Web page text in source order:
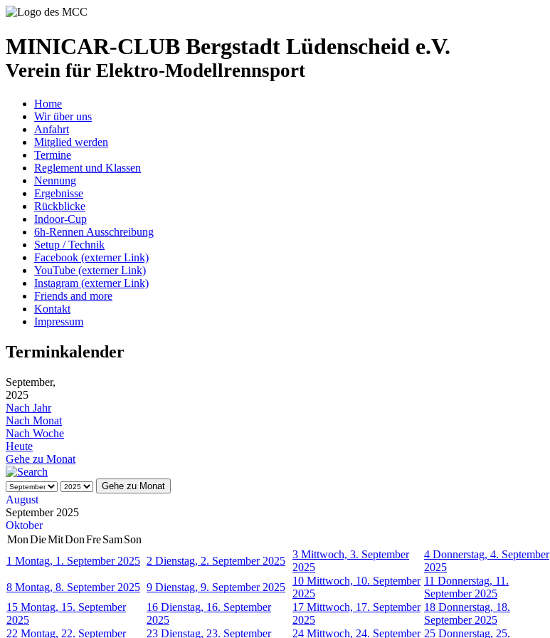
MINICAR-CLUB Bergstadt Lüdenscheid e.V.
Verein für Elektro-Modellrennsport
Home
Wir über uns
Anfahrt
Mitglied werden
Termine
Reglement und Klassen
Nennung
Ergebnisse
Rückblicke
Indoor-Cup
6h-Rennen Ausschreibung
Setup / Technik
Facebook (externer Link)
YouTube (externer Link)
Instagram (externer Link)
Friends and more
Kontakt
Impressum
Terminkalender
September,
2025
Nach Jahr
Nach Monat
Nach Woche
Heute
Gehe zu Monat
Gehe zu Monat
August
September 2025
Oktober
MonDieMitDonFreSamSon
1 Montag, 1. September 2025 2 Dienstag, 2. September 2025
3 Mittwoch, 3. September
2025
4 Donnerstag, 4. September
2025
8 Montag, 8. September 2025 9 Dienstag, 9. September 2025
10 Mittwoch, 10. September
2025
11 Donnerstag, 11.
September 2025
15 Montag, 15. September
2025
16 Dienstag, 16. September
2025
17 Mittwoch, 17. September
2025
18 Donnerstag, 18.
September 2025
22 Montag, 22. September 23 Dienstag, 23. September 24 Mittwoch, 24. September 25 Donnerstag, 25.